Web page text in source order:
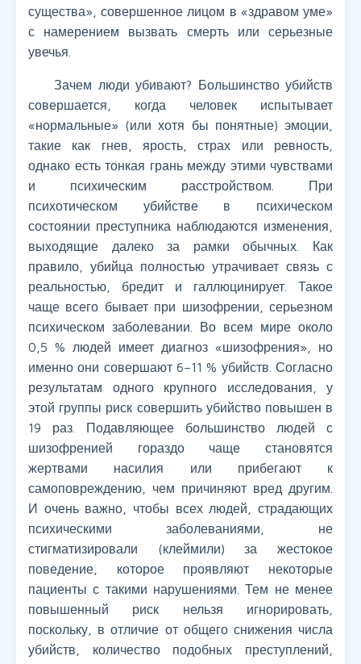
существа», совершенное лицом в «здравом уме»
с намерением вызвать смерть или серьезные
увечья.
Зачем люди убивают? Большинство убийств
совершается, когда человек испытывает
«нормальные» (или хотя бы понятные) эмоции,
такие как гнев, ярость, страх или ревность,
однако есть тонкая грань между этими чувствами
и психическим расстройством. При
психотическом убийстве в психическом
состоянии преступника наблюдаются изменения,
выходящие далеко за рамки обычных. Как
правило, убийца полностью утрачивает связь с
реальностью, бредит и галлюцинирует. Такое
чаще всего бывает при шизофрении, серьезном
психическом заболевании. Во всем мире около
0,5 % людей имеет диагноз «шизофрения», но
именно они совершают 6–11 % убийств. Согласно
результатам одного крупного исследования, у
этой группы риск совершить убийство повышен в
19 раз. Подавляющее большинство людей с
шизофренией гораздо чаще становятся
жертвами насилия или прибегают к
самоповреждению, чем причиняют вред другим.
И очень важно, чтобы всех людей, страдающих
психическими заболеваниями, не
стигматизировали (клеймили) за жестокое
поведение, которое проявляют некоторые
пациенты с такими нарушениями. Тем не менее
повышенный риск нельзя игнорировать,
поскольку, в отличие от общего снижения числа
убийств, количество подобных преступлений,